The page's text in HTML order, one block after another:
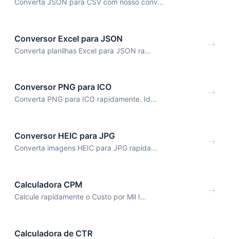
Conversor Excel para JSON
Converta planilhas Excel para JSON ra...
Conversor PNG para ICO
Converta PNG para ICO rapidamente. Id...
Conversor HEIC para JPG
Converta imagens HEIC para JPG rapida...
Calculadora CPM
Calcule rapidamente o Custo por Mil I...
Calculadora de CTR